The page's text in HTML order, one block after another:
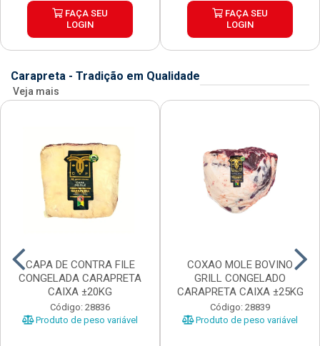
FAÇA SEU
LOGIN
FAÇA SEU
LOGIN
Carapreta - Tradição em Qualidade
Veja mais
CAPA DE CONTRA FILE
CONGELADA CARAPRETA
CAIXA ±20KG
Código: 28836
Produto de peso variável
COXAO MOLE BOVINO
GRILL CONGELADO
CARAPRETA CAIXA ±25KG
Código: 28839
Produto de peso variável